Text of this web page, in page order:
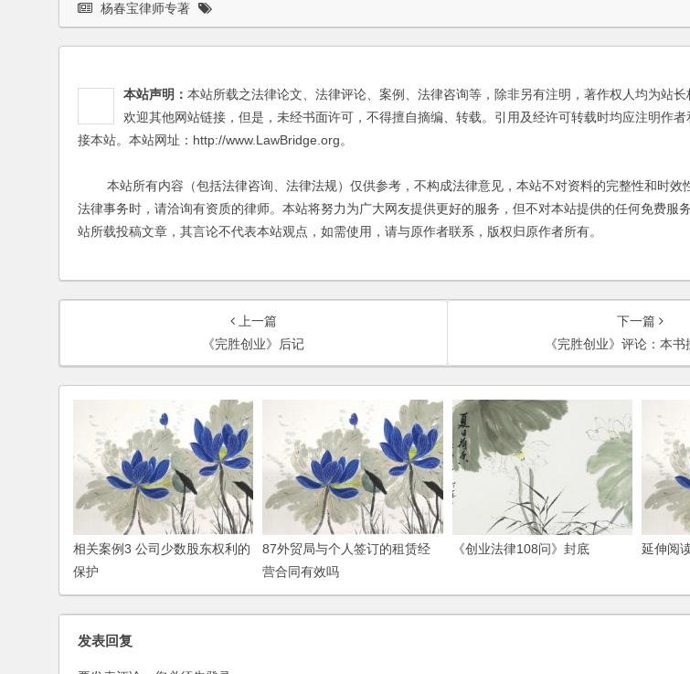
杨春宝律师专著
本站声明： 本站所载之法律论文、法律评论、案例、法律咨询等，除非另有注明，著作权人均为站长
欢迎其他网站链接，但是，未经书面许可，不得擅自摘编、转载。引用及经许可转载时均应注明作
接本站。本站网址：http://www.LawBridge.org。
本站所有内容（包括法律咨询、法律法规）仅供参考，不构成法律意见，本站不对资料的完整性和时效
法律事务时，请洽询有资质的律师。本站将努力为广大网友提供更好的服务，但不对本站提供的任何免费服
站所载投稿文章，其言论不代表本站观点，如需使用，请与原作者联系，版权归原作者所有。
上一篇
《完胜创业》后记
下一篇
《完胜创业》评论：本书
相关案例3 公司少数股东权利的
保护
87外贸局与个人签订的租赁经
营合同有效吗
《创业法律108问》封底 延伸阅
发表回复